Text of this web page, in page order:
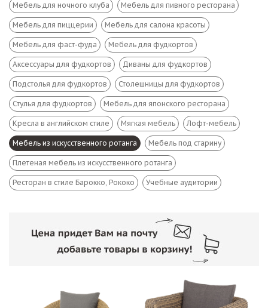
Мебель для ночного клуба Мебель для пивного ресторана
Мебель для пиццерии Мебель для салона красоты
Мебель для фаст-фуда Мебель для фудкортов
Аксессуары для фудкортов Диваны для фудкортов
Подстолья для фудкортов Столешницы для фудкортов
Стулья для фудкортов Мебель для японского ресторана
Кресла в английском стиле Мягкая мебель Лофт-мебель
Мебель из искусственного ротанга Мебель под старину
Плетеная мебель из искусственного ротанга
Ресторан в стиле Барокко, Рококо Учебные аудитории